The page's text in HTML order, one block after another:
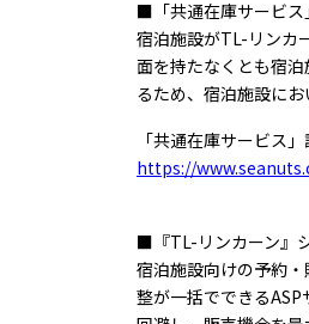
■「共通在庫サービス
宿泊施設がTL-リンカ
面を持たなくとも宿
るため、宿泊施設に
「共通在庫サービス
https://
■『TL-リンカーン』
宿泊施設向けの予約
整が一括でできる